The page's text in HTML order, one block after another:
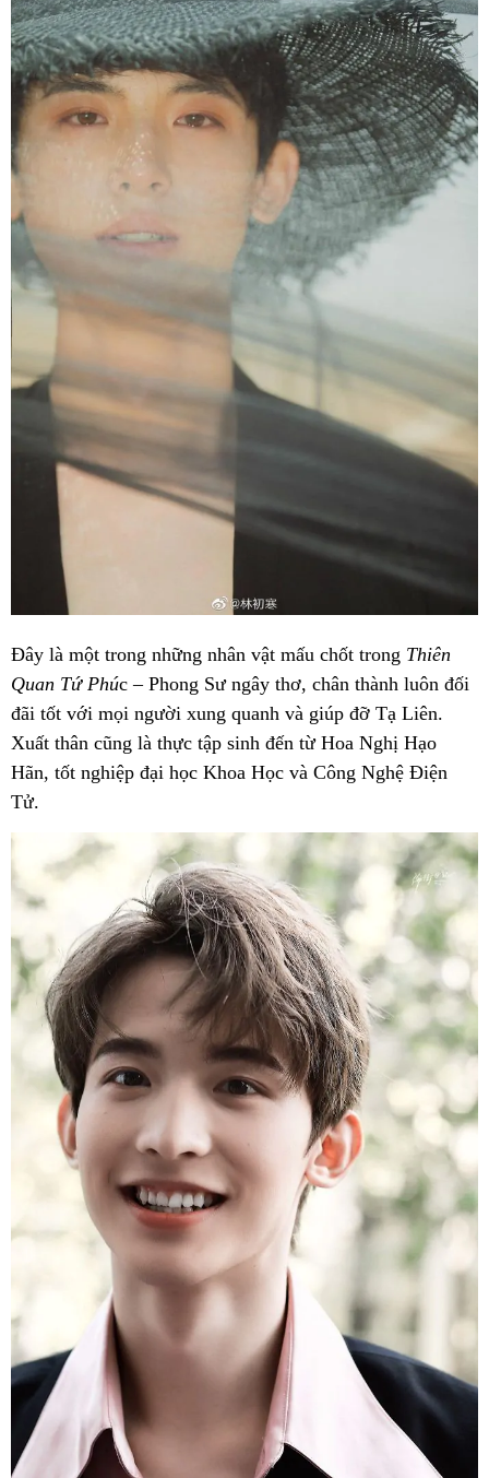
Đây là một trong những nhân vật mấu chốt trong Thiên
Quan Tứ Phúc – Phong Sư ngây thơ, chân thành luôn đối
đãi tốt với mọi người xung quanh và giúp đỡ Tạ Liên.
Xuất thân cũng là thực tập sinh đến từ Hoa Nghị Hạo
Hãn, tốt nghiệp đại học Khoa Học và Công Nghệ Điện
Tử.